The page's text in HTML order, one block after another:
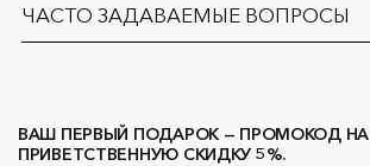
ЧАСТО ЗАДАВАЕМЫЕ ВОПРОСЫ
ВАШ ПЕРВЫЙ ПОДАРОК — ПРОМОКОД НА
ПРИВЕТСТВЕННУЮ СКИДКУ 5%.